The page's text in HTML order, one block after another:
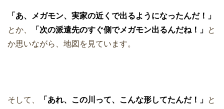
「あ、メガモン、実家の近くで出るようになったんだ！」
とか、
「次の派遣先のすぐ側でメガモン出るんだね！」 と
か思いながら、地図を見ています。
そして、 「あれ、この川って、こんな形してたんだ！」 と